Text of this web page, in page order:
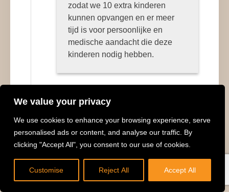
We value your privacy
We use cookies to enhance your browsing experience, serve
personalised ads or content, and analyse our traffic. By
clicking "Accept All", you consent to our use of cookies.
Customise Reject All Accept All
zodat we 10 extra kinderen
kunnen opvangen en er meer
tijd is voor persoonlijke en
medische aandacht die deze
kinderen nodig hebben.
2016 DONEER